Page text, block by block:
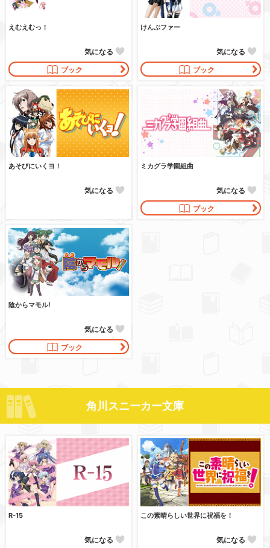
えむえむっ！
ブック
気になる
けんぷファー
ブック
気になる
あそびにいくヨ！
気になる
ミカグラ学園組曲
ブック
気になる
陰からマモル!
ブック
気になる
角川スニーカー文庫
R-15
気になる
この素晴らしい世界に祝福を！
気になる